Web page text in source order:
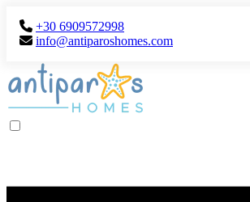
+30 6909572998
info@antiparoshomes.com